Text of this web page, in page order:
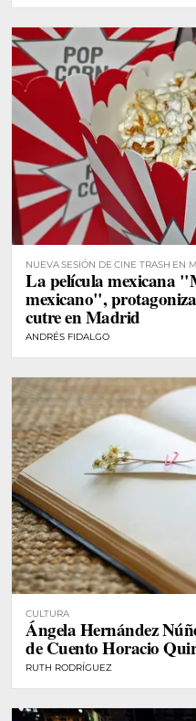
NUEVA SESIÓN DE CINE TRASH EN
La película mexicana
mexicano",
cutre en Madrid
ANDRÉS FIDALGO
CULTURA
Ángela Hernández
de Cuento Horacio
RUTH RODRÍGUEZ